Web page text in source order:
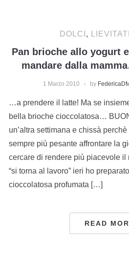
DOLCI ,
Pan brioche allo yogurt
mandare dalla
1 Marzo 2010 by FedericaDM
…a prendere il latte! Ma se
bella brioche cioccolatosa…
un’altra settimana e chissà
sempre più pesante affrontare la
cercare di rendere più piacevole il
“si torna al lavoro” ieri ho
cioccolatosa profumata […]
READ